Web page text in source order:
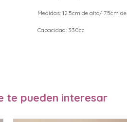
Medidas: 12.5cm de alto/ 7.5cm
Capacidad: 330cc
te pueden interesar